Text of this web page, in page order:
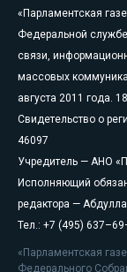
«Парламентская
Федеральной
связи,
массовых
августа 2011 года.
Свидетельство о
46097
Учредитель — АНО
Исполняющий
редактора —
Тел.: +7 (495)
«Парламентская
Федерального